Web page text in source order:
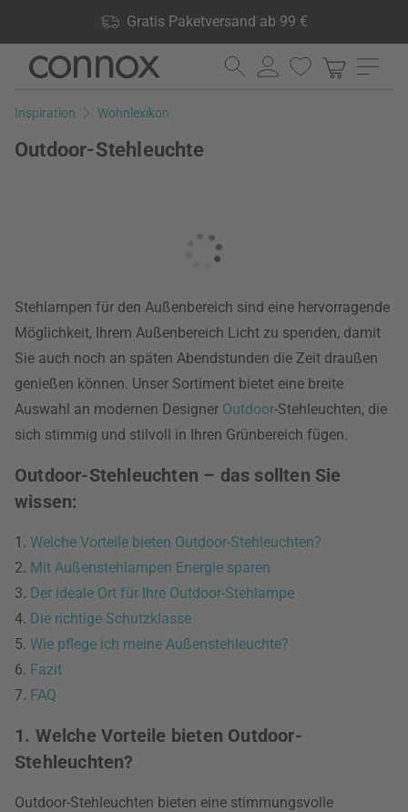
Gratis Paketversand ab 99 €
lagernd, 60 Tage Rückgaberecht
Direkt
Seiteninhalt
Direkt
Suchfeld
Inspiration Wohnlexikon
Outdoor-Stehleuchte
Stehlampen für den Außenbereich sind eine hervorragende
Möglichkeit, Ihrem Außenbereich Licht zu spenden, damit
Sie auch noch an späten Abendstunden die Zeit draußen
genießen können. Unser Sortiment bietet eine breite
Auswahl an modernen Designer Outdoor-Stehleuchten, die
sich stimmig und stilvoll in Ihren Grünbereich fügen.
Outdoor-Stehleuchten – das sollten Sie
wissen:
1. Welche Vorteile bieten Outdoor-Stehleuchten?
2. Mit Außenstehlampen Energie sparen
3. Der ideale Ort für Ihre Outdoor-Stehlampe
4. Die richtige Schutzklasse
5. Wie pflege ich meine Außenstehleuchte?
6. Fazit
7. FAQ
1. Welche Vorteile bieten Outdoor-
Stehleuchten?
Outdoor-Stehleuchten bieten eine stimmungsvolle